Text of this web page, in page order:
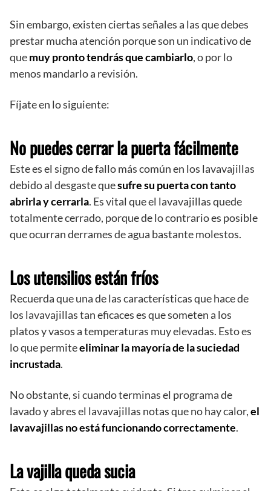
Sin embargo, existen ciertas señales a las que debes
prestar mucha atención porque son un indicativo de
quemuy pronto tendrás que cambiarlo, o por lo
menos mandarlo a revisión.
Fíjate en lo siguiente:
No puedes cerrar la puerta fácilmente
Este es el signo de fallo más común en los lavavajillas
debido al desgaste quesufre su puerta con tanto
abrirla y cerrarla. Es vital que el lavavajillas quede
totalmente cerrado, porque de lo contrario es posible
que ocurran derrames de agua bastante molestos.
Los utensilios están fríos
Recuerda que una de las características que hace de
los lavavajillas tan eficaces es que someten a los
platos y vasos a temperaturas muy elevadas. Esto es
lo que permiteeliminar la mayoría de la suciedad
incrustada.
No obstante, si cuando terminas el programa de
lavado y abres el lavavajillas notas que no hay calor,el
lavavajillas no está funcionando correctamente.
La vajilla queda sucia